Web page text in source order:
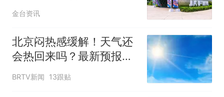
民新空间
金台资讯
北京闷热感缓解！天气还
会热回来吗？最新预报
——
BRTV新闻 13跟贴